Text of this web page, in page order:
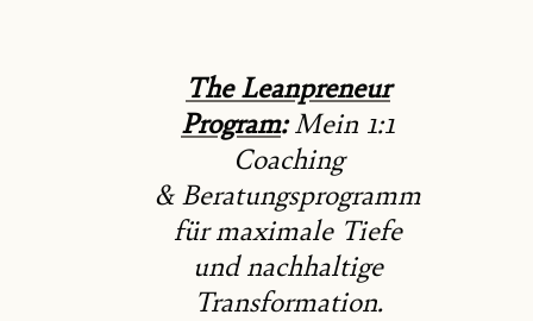
The Leanpreneur
Program:Mein 1:1
Coaching
& Beratungsprogramm
für maximale Tiefe
und nachhaltige
Transformation.